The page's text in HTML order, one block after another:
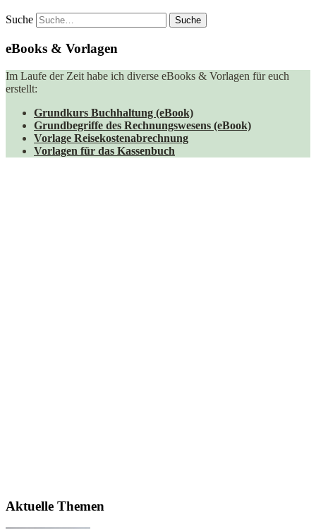
Suche
eBooks & Vorlagen
Im Laufe der Zeit habe ich diverse eBooks & Vorlagen für euch
erstellt:
Grundkurs Buchhaltung (eBook)
Grundbegriffe des Rechnungswesens (eBook)
Vorlage Reisekostenabrechnung
Vorlagen für das Kassenbuch
Aktuelle Themen